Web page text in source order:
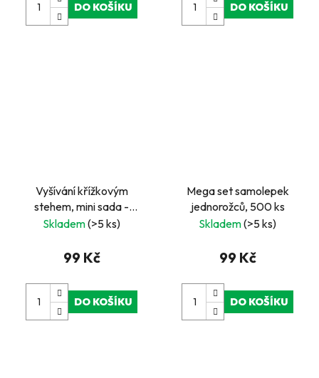
DO KOŠÍKU DO KOŠÍKU
Vyšívání křížkovým
stehem, mini sada -
Ptáček
Skladem(>5 ks)
99 Kč
DO KOŠÍKU
Mega set samolepek
jednorožců, 500 ks
Skladem(>5 ks)
99 Kč
DO KOŠÍKU